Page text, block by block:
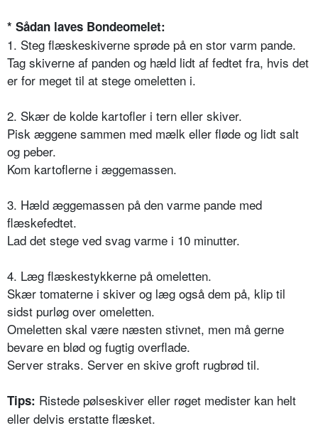
* Sådan laves Bondeomelet:
1. Steg flæskeskiverne sprøde på en stor varm pande.
Tag skiverne af panden og hæld lidt af fedtet fra, hvis det
er for meget til at stege omeletten i.
2. Skær de kolde kartofler i tern eller skiver.
Pisk æggene sammen med mælk eller fløde og lidt salt
og peber.
Kom kartoflerne i æggemassen.
3. Hæld æggemassen på den varme pande med
flæskefedtet.
Lad det stege ved svag varme i 10 minutter.
4. Læg flæskestykkerne på omeletten.
Skær tomaterne i skiver og læg også dem på, klip til
sidst purløg over omeletten.
Omeletten skal være næsten stivnet, men må gerne
bevare en blød og fugtig overflade.
Server straks. Server en skive groft rugbrød til.
Tips: Ristede pølseskiver eller røget medister kan helt
eller delvis erstatte flæsket.